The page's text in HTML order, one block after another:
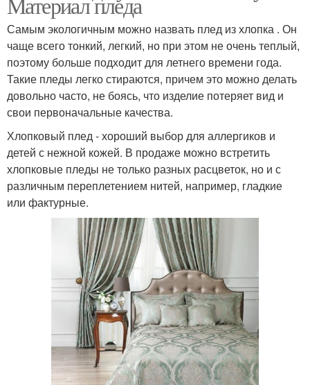
Самым экологичным можно назвать плед из хлопка . Он
чаще всего тонкий, легкий, но при этом не очень теплый,
поэтому больше подходит для летнего времени года.
Такие пледы легко стираются, причем это можно делать
довольно часто, не боясь, что изделие потеряет вид и
свои первоначальные качества.
Хлопковый плед - хороший выбор для аллергиков и
детей с нежной кожей. В продаже можно встретить
хлопковые пледы не только разных расцветок, но и с
различным переплетением нитей, например, гладкие
или фактурные.